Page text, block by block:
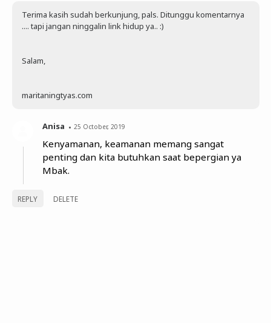
Terima kasih sudah berkunjung, pals. Ditunggu komentarnya
.... tapi jangan ninggalin link hidup ya.. :)
Salam,
maritaningtyas.com
Anisa 25 October, 2019
Kenyamanan, keamanan memang sangat
penting dan kita butuhkan saat bepergian ya
Mbak.
REPLY DELETE